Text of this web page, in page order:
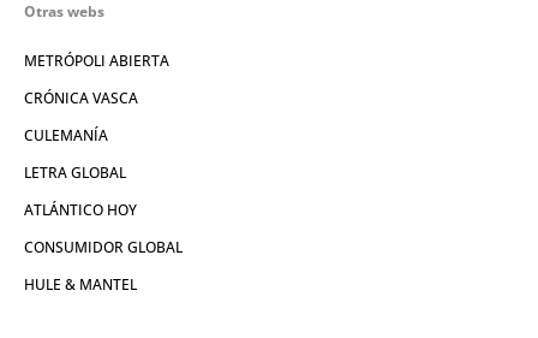
Otras webs
METRÓPOLI ABIERTA
CRÓNICA VASCA
CULEMANÍA
LETRA GLOBAL
ATLÁNTICO HOY
CONSUMIDOR GLOBAL
HULE & MANTEL